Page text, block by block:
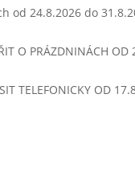
Září 2017 Říjen 2017
od 24.8.2026 do
O PRÁZDNINÁCH
TELEFONICKY OD